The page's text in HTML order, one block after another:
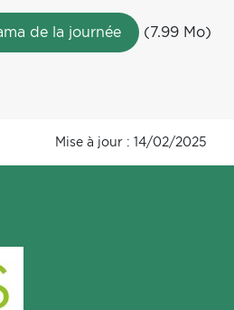
de la journée (7.99 Mo)
Mise à jour : 14/02/2025